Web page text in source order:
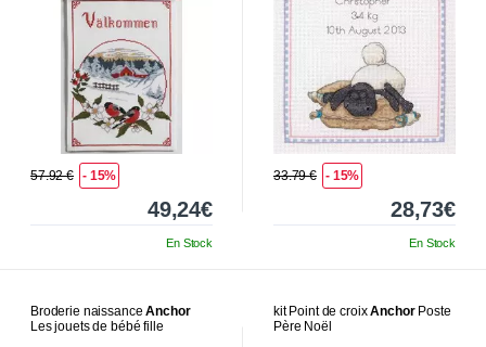
57.92 € - 15%
49,24€
En Stock
33.79 € - 15%
28,73€
En Stock
Broderie naissanceAnchor
Les jouets de bébé fille
kit Point de croixAnchorPoste
Père Noël